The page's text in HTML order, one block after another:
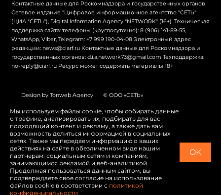
Контактные данные для Роскомнадзора и государственных органов
Сетевое издание "Цифровое информационное агентство "СЕТЬ"
(ЦИА "СЕТЬ"), Digital Information Agency "NETWORK" (16+). Техническая
поддержка сайта: телефоны (круглосуточно): 8 (906) 141-89-55,
WhatsApp, Viber, Telegram: +7 999 190-04-08 Электронный адрес
редакции: news@ciarf.ru Контактные данные для Роскомнадзора и
государственных органов: d.i.a.network73@gmail.com Техподдержка:
no-reply@ciarf.ru Ресурс может содержать материалы 18+
Design by Tonweb Agency © ООО «СЕТЬ»
Политика конфиденциальности Карта сайта
Switch to English
Мы используем файлы cookie, чтобы собирать данные
о трафике, анализировать их, подбирать для вас
подходящий контент и рекламу, а также дать вам
возможность делиться информацией в социальных
сетях. Также мы передаем информацию о ваших
действиях на сайте в обезличенном виде нашим
партнерам: социальным сетям и компаниям,
занимающимся рекламой и веб-аналитикой.
Продолжая пользоваться данным сайтом, вы
подтверждаете свое согласие на использование
файлов cookie в соответствии с политикой
конфиденциальности
OK